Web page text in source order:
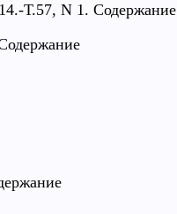
Т.57, N 1. Содержание